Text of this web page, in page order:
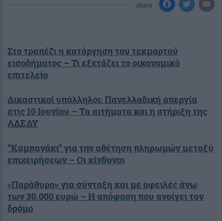
share
Στο τραπέζι η κατάργηση του τεκμαρτού
εισοδήματος – Τι εξετάζει το οικονομικό
επιτελείο
Δικαστικοί υπάλληλοι: Πανελλαδική απεργία
στις 10 Ιουνίου – Τα αιτήματα και η στήριξη της
ΑΔΕΔΥ
“Καμπανάκι” για την αθέτηση πληρωμών μεταξύ
επιχειρήσεων – Οι κίνδυνοι
«Παράθυρο» για σύνταξη και με οφειλές άνω
των 30.000 ευρώ – Η απόφαση που ανοίγει τον
δρόμο